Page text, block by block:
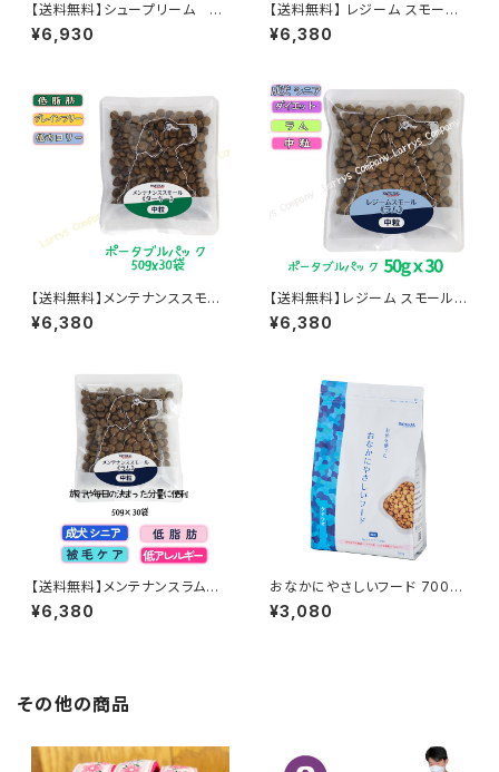
【送料無料】シュープリーム 50
gｘ30袋 無添加クッキーのおま
け付 ドッグフード ナチュラルハ
¥6,930
【送料無料】 レジーム スモール
チキン まとめ買いでお得 50gｘ
30袋 健康的にダイエット ドッグ
け付 ナチュラルハーベストの一
番人気
¥6,380
【送料無料】メンテナンススモー
ルターキー 50ｇx30袋 グレイ
ンフリー ポータブルパック ドッ
¥6,380
【送料無料】レジーム スモールラ
ム 50gｘ30袋 ポータブルパッ
ク 食べやすい中粒 ナチュラル
¥6,380
【送料無料】メンテナンスラム小
粒 50gx30袋 ポータブルパック
ナチュラルハーベストの一番人
¥6,380
おなかにやさしいフード 700g
ホームメイドクッキーのおまけ
付 ドッグフード ナチュラルハ
¥3,080
その他の商品